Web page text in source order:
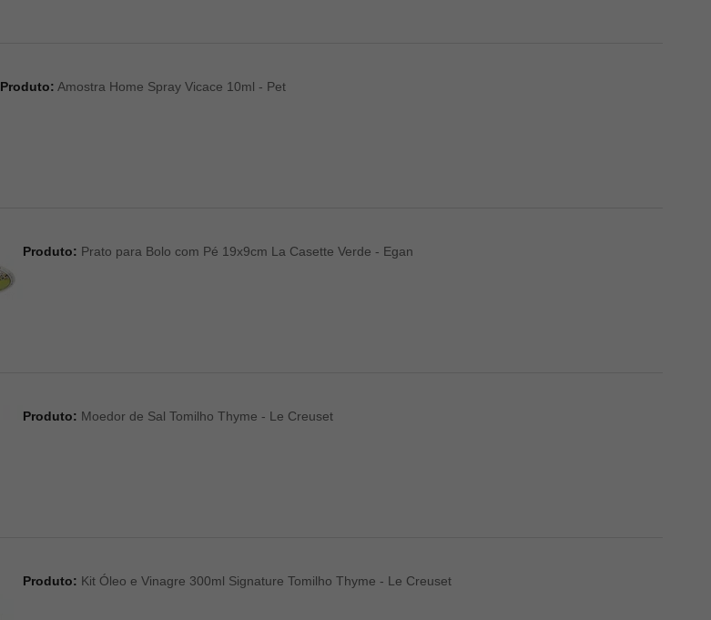
Produto: Amostra Home Spray Vicace 10ml - Pet
Produto: Prato para Bolo com Pé 19x9cm La Casette Verde - Egan
Produto: Moedor de Sal Tomilho Thyme - Le Creuset
Produto: Kit Óleo e Vinagre 300ml Signature Tomilho Thyme - Le Creuset